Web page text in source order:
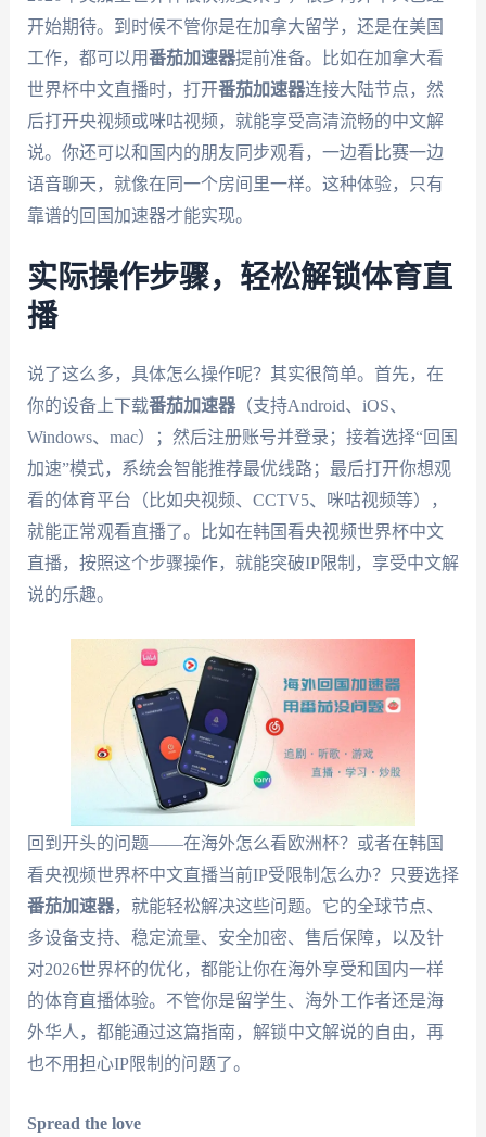
开始期待。到时候不管你是在加拿大留学，还是在美国
工作，都可以用番茄加速器提前准备。比如在加拿大看
世界杯中文直播时，打开番茄加速器连接大陆节点，然
后打开央视频或咪咕视频，就能享受高清流畅的中文解
说。你还可以和国内的朋友同步观看，一边看比赛一边
语音聊天，就像在同一个房间里一样。这种体验，只有
靠谱的回国加速器才能实现。
实际操作步骤，轻松解锁体育直
播
说了这么多，具体怎么操作呢？其实很简单。首先，在
你的设备上下载番茄加速器（支持Android、iOS、
Windows、mac）；然后注册账号并登录；接着选择“回国
加速”模式，系统会智能推荐最优线路；最后打开你想观
看的体育平台（比如央视频、CCTV5、咪咕视频等），
就能正常观看直播了。比如在韩国看央视频世界杯中文
直播，按照这个步骤操作，就能突破IP限制，享受中文解
说的乐趣。
回到开头的问题——在海外怎么看欧洲杯？或者在韩国
看央视频世界杯中文直播当前IP受限制怎么办？只要选择
番茄加速器，就能轻松解决这些问题。它的全球节点、
多设备支持、稳定流量、安全加密、售后保障，以及针
对2026世界杯的优化，都能让你在海外享受和国内一样
的体育直播体验。不管你是留学生、海外工作者还是海
外华人，都能通过这篇指南，解锁中文解说的自由，再
也不用担心IP限制的问题了。
Spread the love